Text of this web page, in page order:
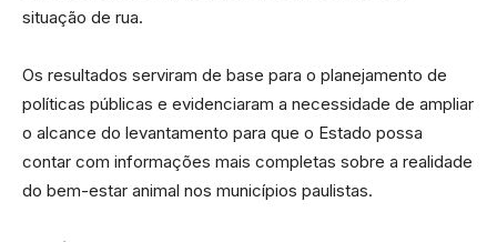
situação de rua.
Os resultados serviram de base para o planejamento de
políticas públicas e evidenciaram a necessidade de ampliar
o alcance do levantamento para que o Estado possa
contar com informações mais completas sobre a realidade
do bem-estar animal nos municípios paulistas.